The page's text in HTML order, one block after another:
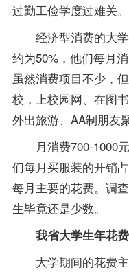
过勤工俭学度过难关。
经济型消费的大学
约为50%，他们每月
虽然消费项目不少，
校，上校园网、在图
外出旅游、AA制朋友聚
月消费700-1000元
们每月买服装的开销
每月主要的花费。调
生毕竟还是少数。
我省大学生年花费
大学期间的花费主